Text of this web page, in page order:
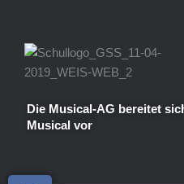
springen
Die Musical-AG bereitet
Musical vor